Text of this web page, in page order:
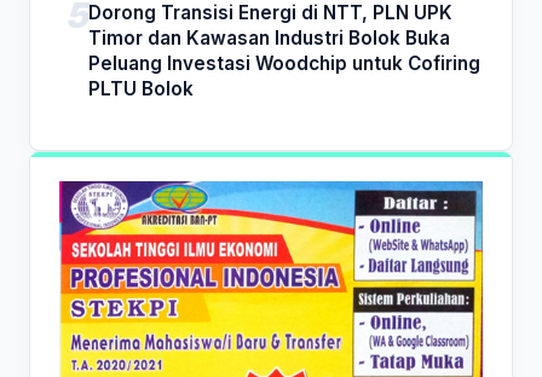
Dorong Transisi Energi di NTT, PLN UPK
Timor dan Kawasan Industri Bolok Buka
Peluang Investasi Woodchip untuk Cofiring
PLTU Bolok